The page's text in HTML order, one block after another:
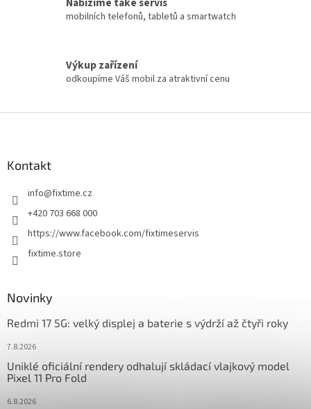
mobilních telefonů, tabletů a smartwatch
Výkup zařízení
odkoupíme Váš mobil za atraktivní cenu
Kontakt
info@fixtime.cz
+420 703 668 000
https://www.facebook.com/fixtimeservis
fixtime.store
Novinky
Redmi 17 5G: velký displej a baterie s výdrží až čtyři roky
7.8.2026
Uniklé oficiální rendery odhalují skládací vlajkový model
Pixel 11 Pro Fold
6.8.2026